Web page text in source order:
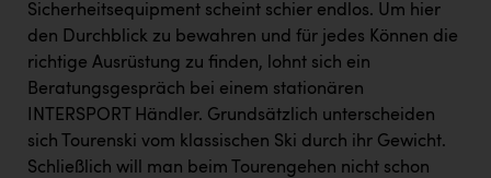
Österreichisches Hebammengremium
Wirtschaftskammer OÖ Energiehandel
Dopgas
kunden basics
Sicherheitsequipment scheint schier endlos. Um hier
den Durchblick zu bewahren und für jedes Können die
richtige Ausrüstung zu finden, lohnt sich ein
Beratungsgespräch bei einem stationären
INTERSPORT Händler. Grundsätzlich unterscheiden
sich Tourenski vom klassischen Ski durch ihr Gewicht.
Schließlich will man beim Tourengehen nicht schon